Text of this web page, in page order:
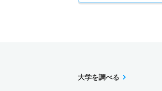
大学を調べる